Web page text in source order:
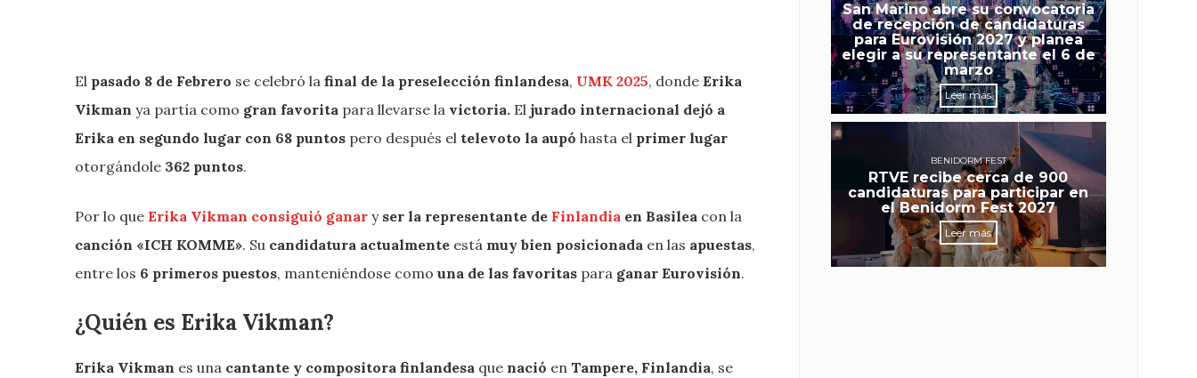
El pasado 8 de Febrero se celebró la final de la preselección finlandesa, UMK 2025, donde Erika
Vikman ya partía como gran favorita para llevarse la victoria. El jurado internacional dejó a
Erika en segundo lugar con 68 puntos pero después el televoto la aupó hasta el primer lugar
otorgándole 362 puntos.
Por lo que Erika Vikman consiguió ganar y ser la representante de Finlandia en Basilea con la
canción «ICH KOMME». Su candidatura actualmente está muy bien posicionada en las apuestas,
entre los 6 primeros puestos, manteniéndose como una de las favoritas para ganar Eurovisión.
¿Quién es Erika Vikman?
Erika Vikman es una cantante y compositora finlandesa que nació en Tampere, Finlandia, se
San Marino abre su convocatoria
de recepción de candidaturas
para Eurovisión 2027 y planea
elegir a su representante el 6 de
marzo
Leer más
BENIDORM FEST
RTVE recibe cerca de 900
candidaturas para participar en
el Benidorm Fest 2027
Leer más